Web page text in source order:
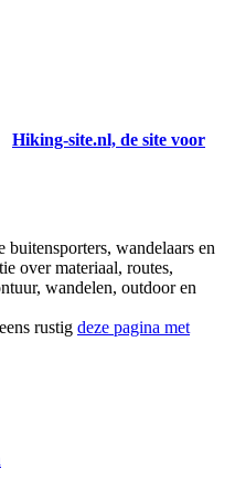
Hiking-site.nl, de site voor
wandelaars en
over materiaal, routes,
wandelen, outdoor en
rustig deze pagina met